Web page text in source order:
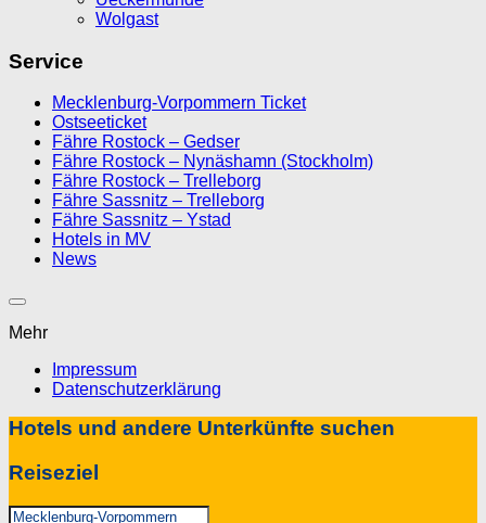
Wolgast
Service
Mecklenburg-Vorpommern Ticket
Ostseeticket
Fähre Rostock – Gedser
Fähre Rostock – Nynäshamn (Stockholm)
Fähre Rostock – Trelleborg
Fähre Sassnitz – Trelleborg
Fähre Sassnitz – Ystad
Hotels in MV
News
Mehr
Impressum
Datenschutzerklärung
Hotels und andere Unterkünfte suchen
Reiseziel